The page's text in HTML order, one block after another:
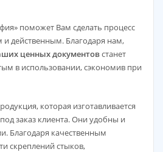
поможет Вам сделать процесс
действенным. Благодаря нам,
ценных документовстанет
в использовании, сэкономив при
которая изготавливается
заказ клиента. Они удобны и
Благодаря качественным
скреплений стыков,